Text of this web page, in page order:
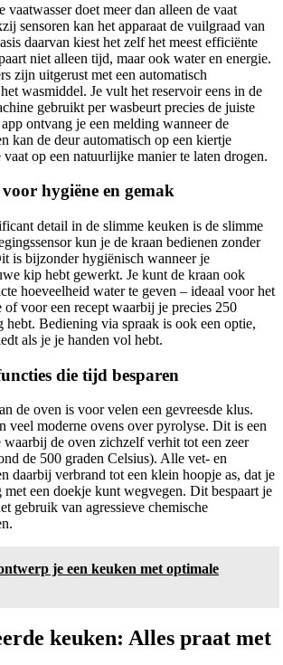
vaatwasser doet meer dan alleen de vaat
sensoren kan het apparaat de vuilgraad van
daarvan kiest het zelf het meest efficiënte
niet alleen tijd, maar ook water en energie.
zijn uitgerust met een automatisch
wasmiddel. Je vult het reservoir eens in de
gebruikt per wasbeurt precies de juiste
ontvang je een melding wanneer de
kan de deur automatisch op een kiertje
op een natuurlijke manier te laten drogen.
hygiëne en gemak
detail in de slimme keuken is de slimme
kun je de kraan bedienen zonder
is bijzonder hygiënisch wanneer je
kip hebt gewerkt. Je kunt de kraan ook
hoeveelheid water te geven – ideaal voor het
of voor een recept waarbij je precies 250
Bediening via spraak is ook een optie,
als je je handen vol hebt.
die tijd besparen
de oven is voor velen een gevreesde klus.
veel moderne ovens over pyrolyse. Dit is een
de oven zichzelf verhit tot een zeer
de 500 graden Celsius). Alle vet- en
daarbij verbrand tot een klein hoopje as, dat je
een doekje kunt wegvegen. Dit bespaart je
gebruik van agressieve chemische
je een keuken met optimale
keuken: Alles praat met